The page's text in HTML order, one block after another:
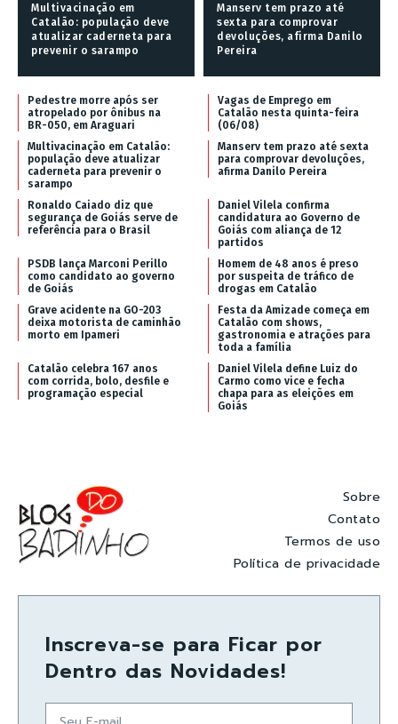
Multivacinação em
Catalão: população deve
atualizar caderneta para
prevenir o sarampo
Manserv tem prazo até
sexta para comprovar
devoluções, afirma Danilo
Pereira
Pedestre morre após ser
atropelado por ônibus na
BR-050, em Araguari
Vagas de Emprego em
Catalão nesta quinta-feira
(06/08)
Multivacinação em Catalão:
população deve atualizar
caderneta para prevenir o
sarampo
Manserv tem prazo até sexta
para comprovar devoluções,
afirma Danilo Pereira
Ronaldo Caiado diz que
segurança de Goiás serve de
referência para o Brasil
Daniel Vilela confirma
candidatura ao Governo de
Goiás com aliança de 12
partidos
PSDB lança Marconi Perillo
como candidato ao governo
de Goiás
Homem de 48 anos é preso
por suspeita de tráfico de
drogas em Catalão
Grave acidente na GO-203
deixa motorista de caminhão
morto em Ipameri
Festa da Amizade começa em
Catalão com shows,
gastronomia e atrações para
toda a família
Catalão celebra 167 anos
com corrida, bolo, desfile e
programação especial
Daniel Vilela define Luiz do
Carmo como vice e fecha
chapa para as eleições em
Goiás
Sobre
Contato
Termos de uso
Política de privacidade
Inscreva-se para Ficar por
Dentro das Novidades!